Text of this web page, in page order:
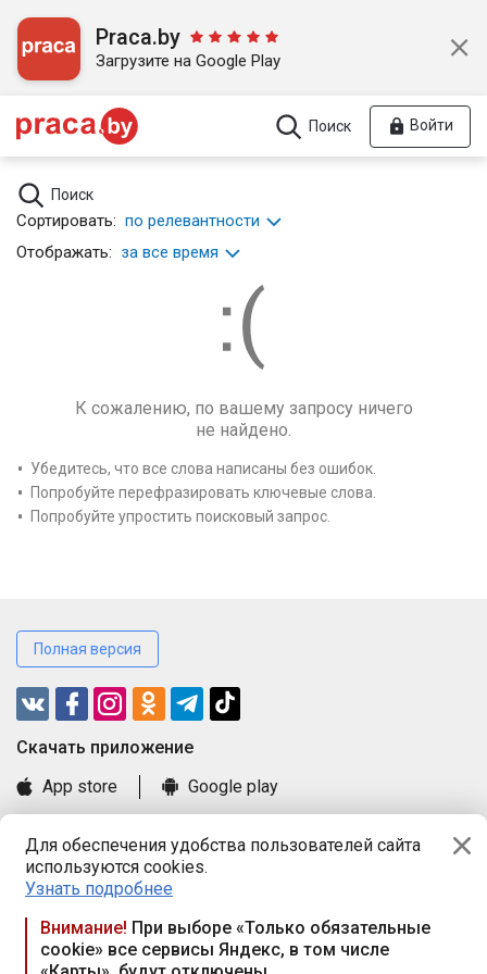
Для обеспечения удобства пользователей сайта
используются cookies.
Узнать подробнее
Внимание! При выборе «Только обязательные
cookie» все сервисы Яндекс, в том числе
Praca.by
Загрузите на Google Play
Поиск Войти
Поиск
Сортировать: по релевантности
Отображать: за все время
К сожалению, по вашему запросу ничего
не найдено.
Убедитесь, что все слова написаны без ошибок.
Попробуйте перефразировать ключевые слова.
Попробуйте упростить поисковый запрос.
Полная версия
Cкачать приложение
App store
Google play
Книга замечаний и предложений
Правила и документы
Praca.by © 2000—2026, ООО «ПРАЦА БАЙ»
Республика Беларусь, 220114, г. Минск, пр-т Независимости
117а, пом. № 9.